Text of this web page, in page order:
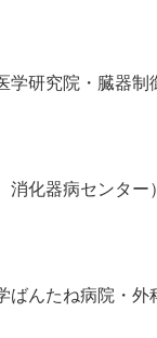
学研究院・臓器制
化器病センター）
ばんたね病院・外